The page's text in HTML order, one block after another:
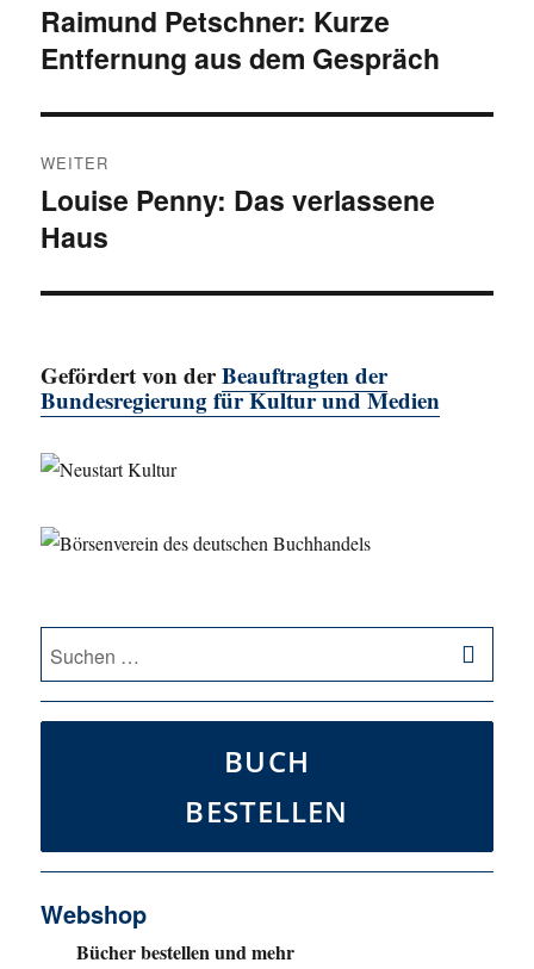
Vorheriger
Beitrag:
Raimund Petschner: Kurze
Entfernung aus dem Gespräch
WEITER
Nächster
Beitrag:
Louise Penny: Das verlassene
Haus
Gefördert von derBeauftragten der
Bundesregierung für Kultur und Medien
Suche
nach:
BUCH
BESTELLEN
Webshop
Bücher bestellen und mehr